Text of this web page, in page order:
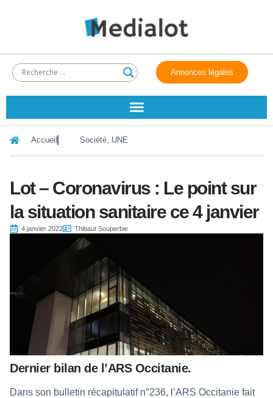
Annonces légales
Accueil Société, UNE
Lot – Coronavirus : Le point sur
la situation sanitaire ce 4 janvier
4 janvier 2022 Thibaut Souperbie
Dernier bilan de l’ARS Occitanie.
Dans son bulletin récapitulatif n°236, l’ARS Occitanie fait